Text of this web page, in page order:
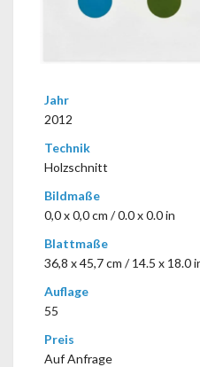
Jahr
2012
Technik
Holzschnitt
Bildmaße
0,0 x 0,0 cm / 0.0 x 0.0 in
Blattmaße
36,8 x 45,7 cm / 14.5 x 18.0
Auflage
55
Preis
Auf Anfrage